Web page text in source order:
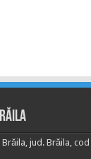
jud. Brăila, cod